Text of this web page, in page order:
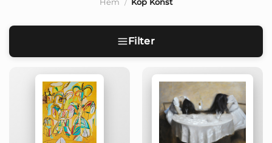
Hem / Köp Konst
Filter